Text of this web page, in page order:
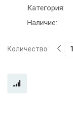
Категория:
Наличие:
Количество: